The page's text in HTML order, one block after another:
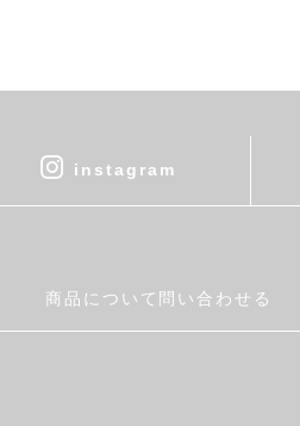
& DELUCA
Morocco
instagram
商品について問い合わせる